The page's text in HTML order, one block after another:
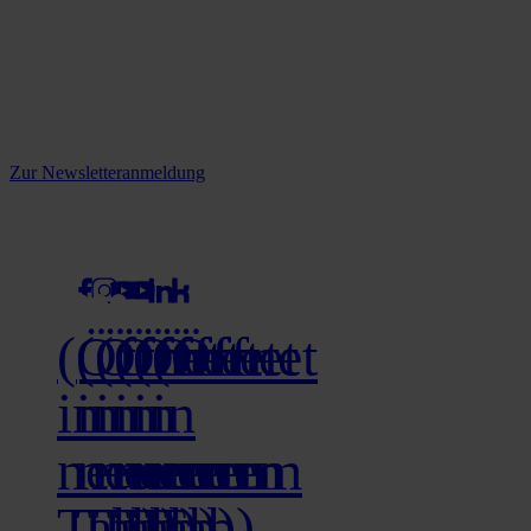
Zur Newsletteranmeldung
(Öffnet
in
neuem
(Öffnet
in
neuem
(Öffnet
in
neuem
(Öffnet
in
neuem
(Öffnet
in
neuem
(Öffnet
in
neuem